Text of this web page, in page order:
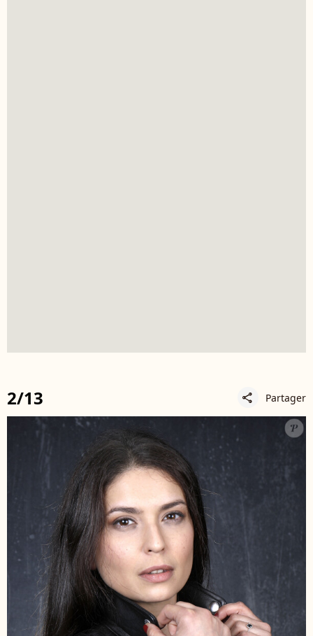
2/13 share Partager